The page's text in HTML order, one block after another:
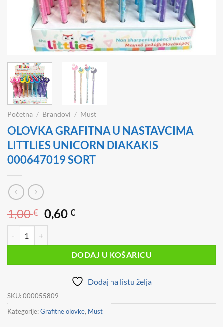
Početna / Brandovi / Must
OLOVKA GRAFITNA U NASTAVCIMA
LITTLIES UNICORN DIAKAKIS
000647019 SORT
1,00€ Izvorna
cijena
je:
1,00 €.
0,60€Trenutna
0,60 €.
DODAJ U KOŠARICU
Dodaj na listu želja
SKU:000055809
Kategorije:Grafitne olovke, Must